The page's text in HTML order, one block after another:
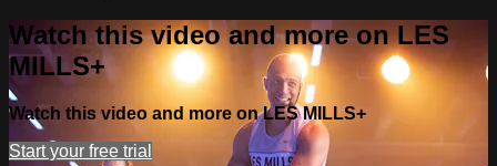
Watch this video and more on LES
MILLS+
Watch this video and more on LES MILLS+
Start your free trial